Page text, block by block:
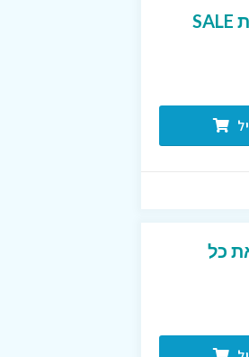
מגוון גופי תאורה ומנורות בהנחה בקטגוריית SALE
כל